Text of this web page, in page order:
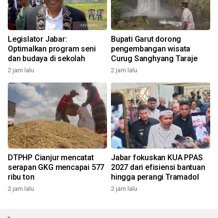
Legislator Jabar:
Optimalkan program seni
dan budaya di sekolah
2 jam lalu
Bupati Garut dorong
pengembangan wisata
Curug Sanghyang Taraje
2 jam lalu
DTPHP Cianjur mencatat
serapan GKG mencapai 577
ribu ton
2 jam lalu
Jabar fokuskan KUA PPAS
2027 dari efisiensi bantuan
hingga perangi Tramadol
2 jam lalu